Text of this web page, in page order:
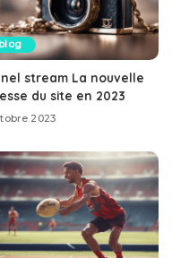
stream La nouvelle
du site en 2023
2023